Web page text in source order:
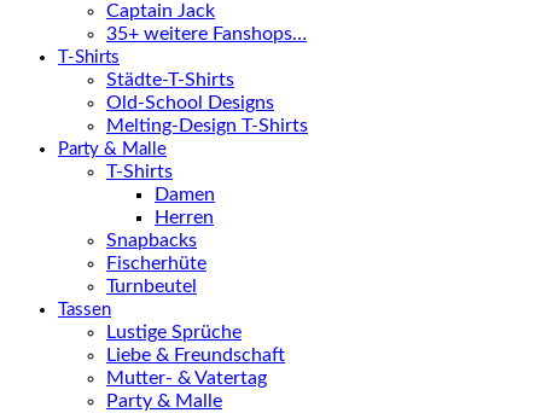
Captain Jack
35+ weitere Fanshops…
T-Shirts
Städte-T-Shirts
Old-School Designs
Melting-Design T-Shirts
Party & Malle
T-Shirts
Damen
Herren
Snapbacks
Fischerhüte
Turnbeutel
Tassen
Lustige Sprüche
Liebe & Freundschaft
Mutter- & Vatertag
Party & Malle